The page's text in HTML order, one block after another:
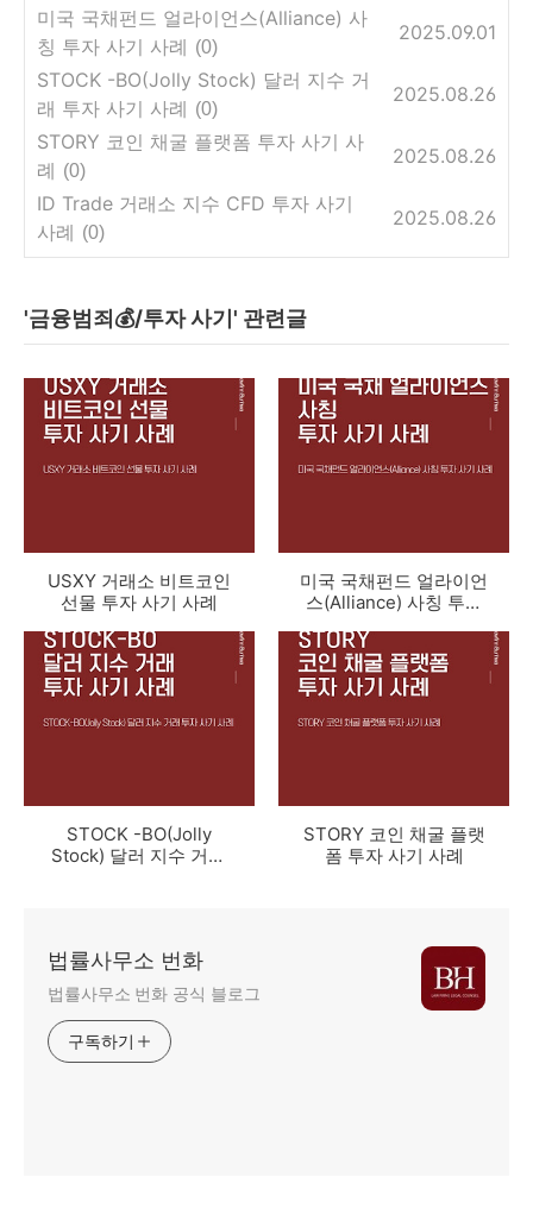
미국 국채펀드 얼라이언스(Alliance) 사
칭 투자 사기 사례 (0)
2025.09.01
STOCK -BO(Jolly Stock) 달러 지수 거
래 투자 사기 사례 (0)
2025.08.26
STORY 코인 채굴 플랫폼 투자 사기 사
례 (0)
2025.08.26
ID Trade 거래소 지수 CFD 투자 사기
사례 (0)
2025.08.26
'금융범죄💰/투자 사기' 관련글
USXY 거래소 비트코인
선물 투자 사기 사례
미국 국채펀드 얼라이언
스(Alliance) 사칭 투자
STOCK -BO(Jolly
Stock) 달러 지수 거래
STORY 코인 채굴 플랫
폼 투자 사기 사례
법률사무소 번화
법률사무소 번화 공식 블로그
구독하기